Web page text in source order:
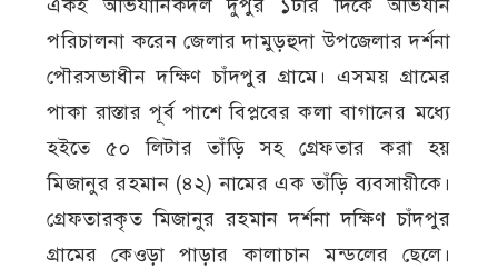
একই অভিযানিকদল দুপুর ১টার দিকে অভিযান
পরিচালনা করেন জেলার দামুড়হুদা উপজেলার দর্শনা
পৌরসভাধীন দক্ষিণ চাঁদপুর গ্রামে। এসময় গ্রামের
পাকা রাস্তার পূর্ব পাশে বিপ্লবের কলা বাগানের মধ্যে
হইতে ৫০ লিটার তাঁড়ি সহ গ্রেফতার করা হয়
মিজানুর রহমান (৪২) নামের এক তাঁড়ি ব্যবসায়ীকে।
গ্রেফতারকৃত মিজানুর রহমান দর্শনা দক্ষিণ চাঁদপুর
গ্রামের কেওড়া পাড়ার কালাচান মন্ডলের ছেলে।